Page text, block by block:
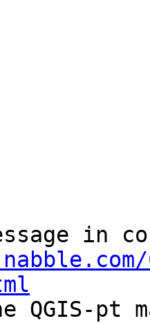
in
QGIS-